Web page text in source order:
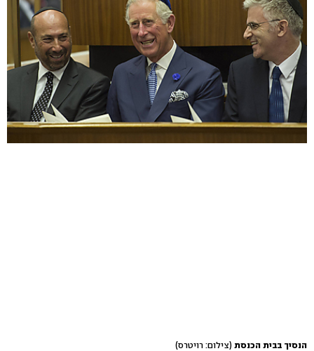
הנסיך בבית הכנסת (צילום: רויטרס)